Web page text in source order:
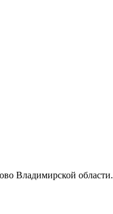
Владимирской области.